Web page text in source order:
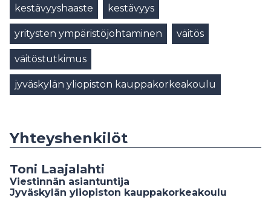
kestävyyshaaste kestävyys
yritysten ympäristöjohtaminen väitös
väitöstutkimus
jyväskylän yliopiston kauppakorkeakoulu
Yhteyshenkilöt
Toni Laajalahti
Viestinnän asiantuntija
Jyväskylän yliopiston kauppakorkeakoulu